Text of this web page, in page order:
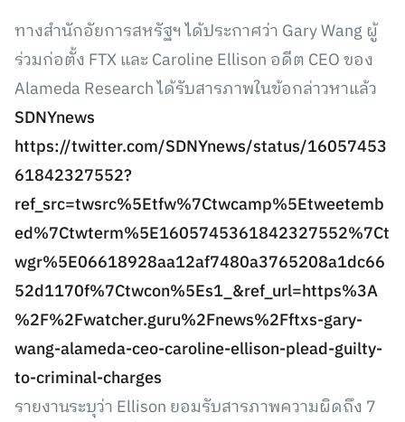
ทางสำนักอัยการสหรัฐฯ ได้ประกาศว่า Gary Wang ผู้
ร่วมก่อตั้ง FTX และ Caroline Ellison อดีต CEO ของ
Alameda Research ได้รับสารภาพในข้อกล่าวหาแล้ว
SDNYnews
https://twitter.com/SDNYnews/status/16057453
61842327552?
ref_src=twsrc%5Etfw%7Ctwcamp%5Etweetemb
ed%7Ctwterm%5E1605745361842327552%7Ct
wgr%5E06618928aa12af7480a3765208a1dc66
52d1170f%7Ctwcon%5Es1_&ref_url=https%3A
%2F%2Fwatcher.guru%2Fnews%2Fftxs-gary-
wang-alameda-ceo-caroline-ellison-plead-guilty-
to-criminal-charges
รายงานระบุว่า Ellison ยอมรับสารภาพความผิดถึง 7